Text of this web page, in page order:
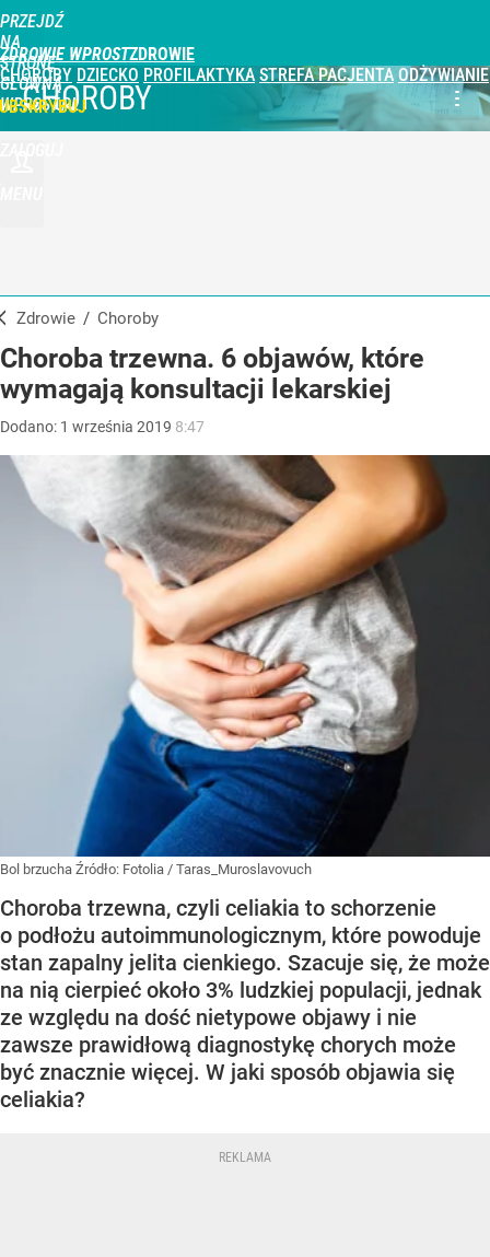
PRZEJDŹ
NA
STRONĘ
GŁÓWNĄ
WPROST.PL
ZDROWIE WPROST
CHOROBY DZIECKO PROFILAKTYKA STREFA PACJENTA ODŻYWIANIE
CHOROBY
Zdrowie / Choroby
Choroba trzewna. 6 objawów, które
wymagają konsultacji lekarskiej
Dodano: 1 września 2019 8:47
Bol brzucha Źródło: Fotolia / Taras_Muroslavovuch
Choroba trzewna, czyli celiakia to schorzenie
o podłożu autoimmunologicznym, które powoduje
stan zapalny jelita cienkiego. Szacuje się, że może
na nią cierpieć około 3% ludzkiej populacji, jednak
ze względu na dość nietypowe objawy i nie
zawsze prawidłową diagnostykę chorych może
być znacznie więcej. W jaki sposób objawia się
celiakia?